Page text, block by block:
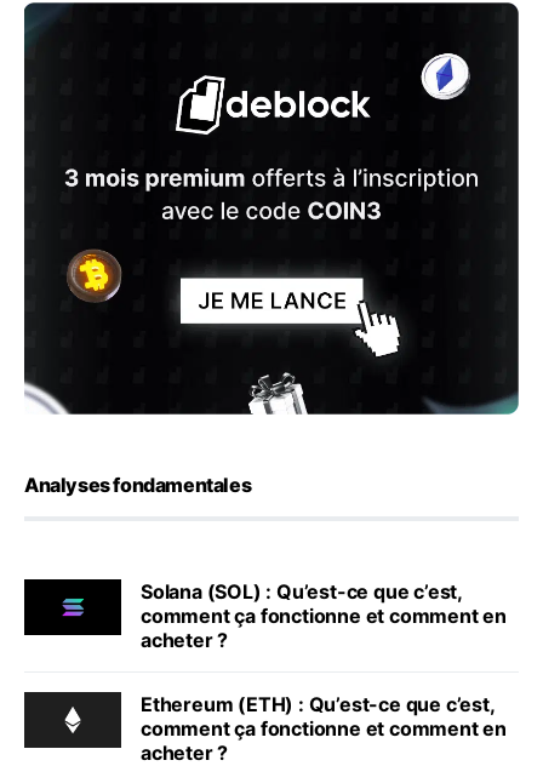
Analyses fondamentales
Solana (SOL) : Qu’est-ce que c’est,
comment ça fonctionne et comment en
acheter ?
Ethereum (ETH) : Qu’est-ce que c’est,
comment ça fonctionne et comment en
acheter ?